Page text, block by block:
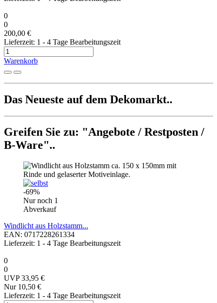
0
0
200,00 €
Lieferzeit: 1 - 4 Tage Bearbeitungszeit
Warenkorb
Das Neueste auf dem Dekomarkt..
Greifen Sie zu: "Angebote / Restposten /
B-Ware"..
-69%
Nur noch 1
Abverkauf
Windlicht aus Holzstamm...
EAN: 0717228261334
Lieferzeit: 1 - 4 Tage Bearbeitungszeit
0
0
UVP 33,95 €
Nur 10,50 €
Lieferzeit: 1 - 4 Tage Bearbeitungszeit